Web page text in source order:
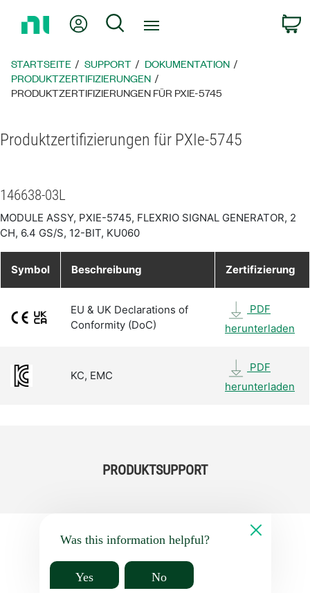
zur
Mein KontoSuche
STARTSEITE SUPPORT
DOKUMENTATION
PRODUKTZERTIFIZIERUNGEN
PRODUKTZERTIFIZIERUNGEN FÜR PXIE-5745
Produktzertifizierungen für PXIe-5745
146638-03L
MODULE ASSY, PXIE-5745, FLEXRIO SIGNAL GENERATOR, 2
CH, 6.4 GS/S, 12-BIT, KU060
Symbol Beschreibung Zertifizierung
EU & UK Declarations of
Conformity (DoC)
PDF
herunterladen
KC, EMC
PDF
herunterladen
PRODUKTSUPPORT
Was this information helpful?
Yes No